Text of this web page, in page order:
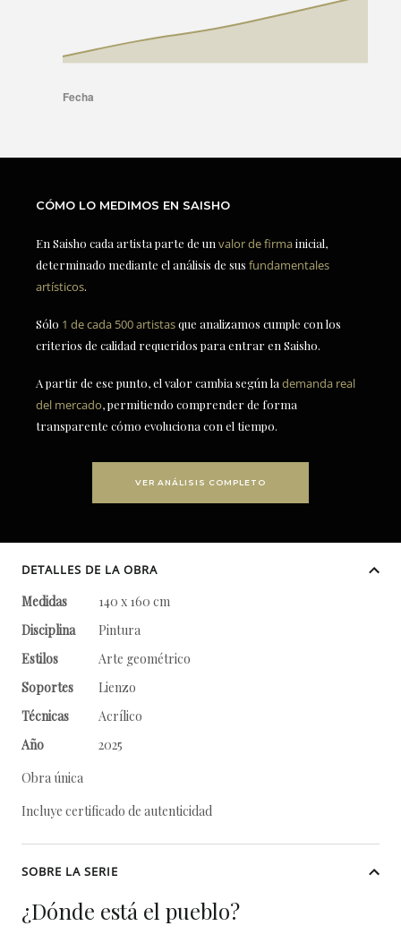
CÓMO LO MEDIMOS EN SAISHO
En Saisho cada artista parte de un valor de firmainicial,
determinado mediante el análisis de sus fundamentales
artísticos.
Sólo 1 de cada 500 artistasque analizamos cumple con los
criterios de calidad requeridos para entrar en Saisho.
A partir de ese punto, el valor cambia según la demanda real
del mercado, permitiendo comprender de forma
transparente cómo evoluciona con el tiempo.
VER ANÁLISIS COMPLETO
DETALLES DE LA OBRA
Medidas
140 x 160 cm
Disciplina
Pintura
Estilos
Arte geométrico
Soportes
Lienzo
Técnicas
Acrílico
Año
2025
Obra única
Incluye certificado de autenticidad
SOBRE LA SERIE
¿Dónde está el pueblo?